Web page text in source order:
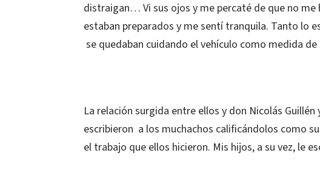
distraigan… Vi sus ojos y me percaté de que no me
estaban preparados y me sentí tranquila. Tanto lo
se quedaban cuidando el vehículo como medida
La relación surgida entre ellos y don Nicolás
escribieron a los muchachos calificándolos como
el trabajo que ellos hicieron. Mis hijos, a su vez, le